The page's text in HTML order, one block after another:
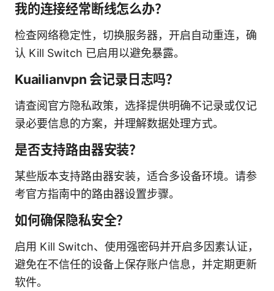
我的连接经常断线怎么办？
检查网络稳定性，切换服务器，开启自动重连，确
认 Kill Switch 已启用以避免暴露。
Kuailianvpn 会记录日志吗？
请查阅官方隐私政策，选择提供明确不记录或仅记
录必要信息的方案，并理解数据处理方式。
是否支持路由器安装？
某些版本支持路由器安装，适合多设备环境。请参
考官方指南中的路由器设置步骤。
如何确保隐私安全？
启用 Kill Switch、使用强密码并开启多因素认证，
避免在不信任的设备上保存账户信息，并定期更新
软件。